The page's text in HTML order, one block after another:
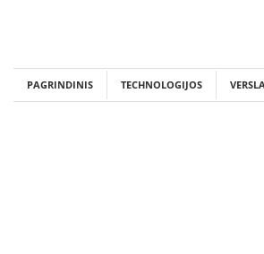
PAGRINDINIS TECHNOLOGIJOS